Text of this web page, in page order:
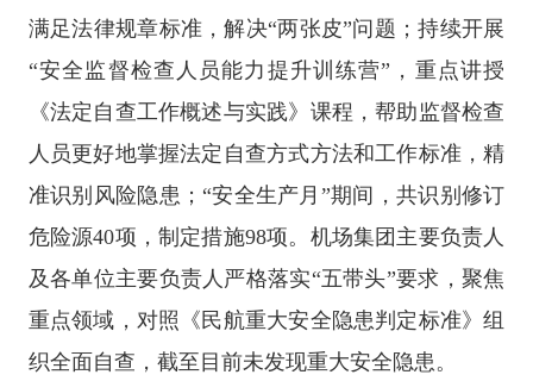
满足法律规章标准，解决“两张皮”问题；持续开展
“安全监督检查人员能力提升训练营”，重点讲授
《法定自查工作概述与实践》课程，帮助监督检查
人员更好地掌握法定自查方式方法和工作标准，精
准识别风险隐患；“安全生产月”期间，共识别修订
危险源40项，制定措施98项。机场集团主要负责人
及各单位主要负责人严格落实“五带头”要求，聚焦
重点领域，对照《民航重大安全隐患判定标准》组
织全面自查，截至目前未发现重大安全隐患。